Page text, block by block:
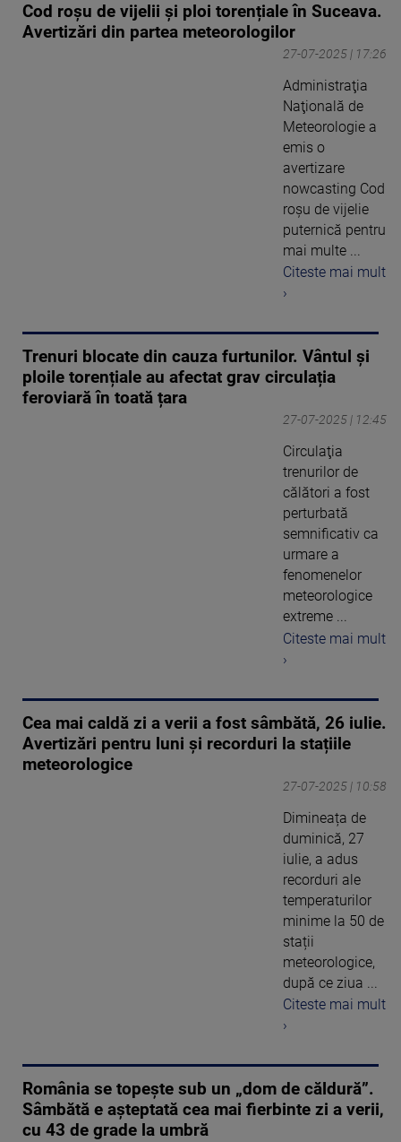
Cod roșu de vijelii și ploi torențiale în Suceava.
Avertizări din partea meteorologilor
27-07-2025 | 17:26
Administraţia
Naţională de
Meteorologie a
emis o
avertizare
nowcasting Cod
roşu de vijelie
puternică pentru
mai multe ...
Citeste mai mult
›
Trenuri blocate din cauza furtunilor. Vântul și
ploile torențiale au afectat grav circulația
feroviară în toată țara
27-07-2025 | 12:45
Circulaţia
trenurilor de
călători a fost
perturbată
semnificativ ca
urmare a
fenomenelor
meteorologice
extreme ...
Citeste mai mult
›
Cea mai caldă zi a verii a fost sâmbătă, 26 iulie.
Avertizări pentru luni și recorduri la stațiile
meteorologice
27-07-2025 | 10:58
Dimineața de
duminică, 27
iulie, a adus
recorduri ale
temperaturilor
minime la 50 de
stații
meteorologice,
după ce ziua ...
Citeste mai mult
›
România se topește sub un „dom de căldură”.
Sâmbătă e așteptată cea mai fierbinte zi a verii,
cu 43 de grade la umbră